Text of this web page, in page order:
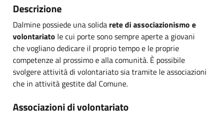
Descrizione
Dalmine possiede una solida rete di associazionismo e
volontariato le cui porte sono sempre aperte a giovani
che vogliano dedicare il proprio tempo e le proprie
competenze al prossimo e alla comunità. È possibile
svolgere attività di volontariato sia tramite le associazioni
che in attività gestite dal Comune.
Associazioni di volontariato